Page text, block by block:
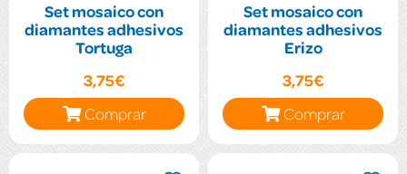
Set mosaico con
diamantes adhesivos
Tortuga
3,75€
Comprar
Set mosaico con
diamantes adhesivos
Erizo
3,75€
Comprar